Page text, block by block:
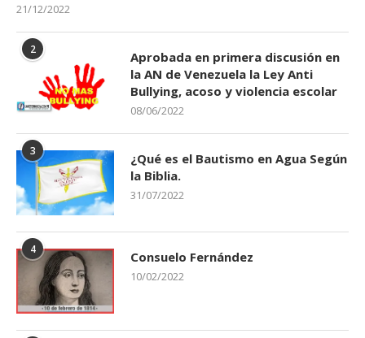
21/12/2022
2
Aprobada en primera discusión en
la AN de Venezuela la Ley Anti
Bullying, acoso y violencia escolar
08/06/2022
3
¿Qué es el Bautismo en Agua Según
la Biblia.
31/07/2022
4 Consuelo Fernández
10/02/2022